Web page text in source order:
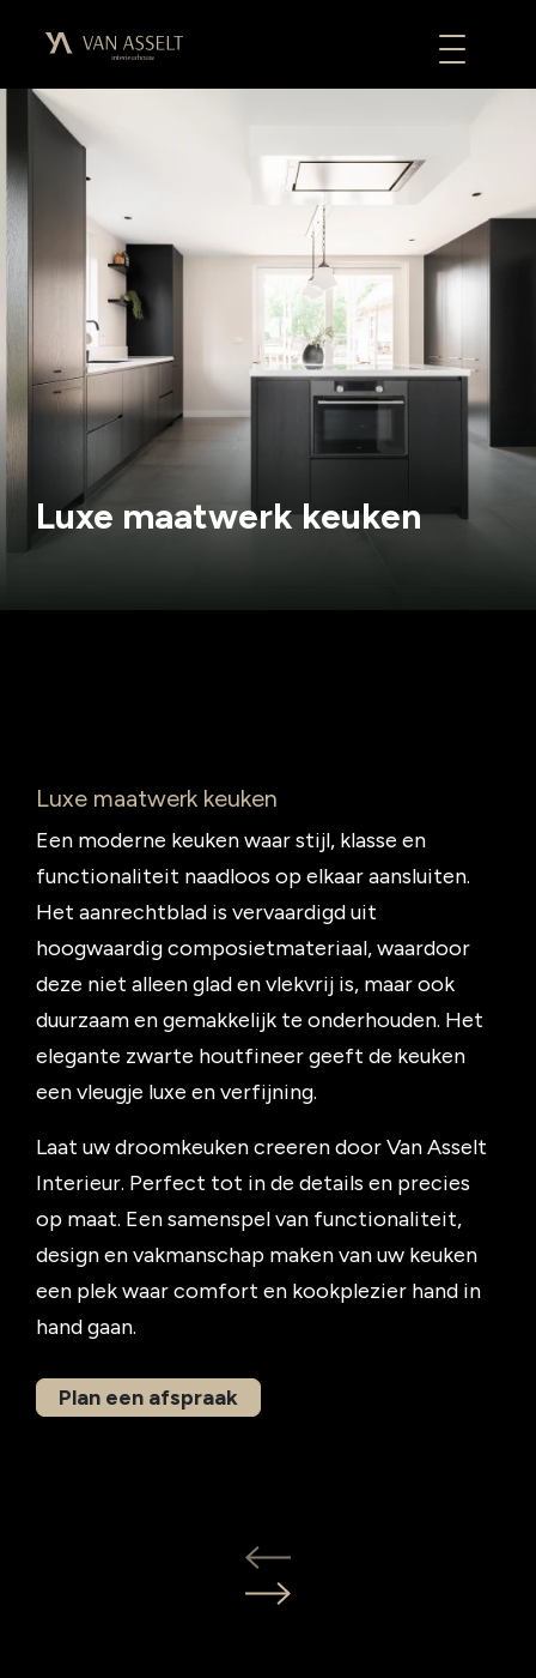
Luxe maatwerk keuken
Luxe maatwerk keuken
Een moderne keuken waar stijl, klasse en
functionaliteit naadloos op elkaar aansluiten.
Het aanrechtblad is vervaardigd uit
hoogwaardig composietmateriaal, waardoor
deze niet alleen glad en vlekvrij is, maar ook
duurzaam en gemakkelijk te onderhouden. Het
elegante zwarte houtfineer geeft de keuken
een vleugje luxe en verfijning.
Laat uw droomkeuken creeren door Van Asselt
Interieur. Perfect tot in de details en precies
op maat. Een samenspel van functionaliteit,
design en vakmanschap maken van uw keuken
een plek waar comfort en kookplezier hand in
hand gaan.
Plan een afspraak